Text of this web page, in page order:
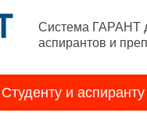
Система ГАРАНТ
аспирантов и
Студенту и аспиранту